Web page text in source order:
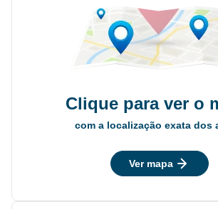
Clique para ver o
com a localização exata dos
Ver mapa